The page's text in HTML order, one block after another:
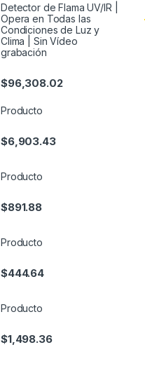
Detector de Flama UV/IR |
Opera en Todas las
Condiciones de Luz y
Clima | Sin Vídeo
grabación
$96,308.02
Producto
$6,903.43
Producto
$891.88
Producto
$444.64
Producto
$1,498.36